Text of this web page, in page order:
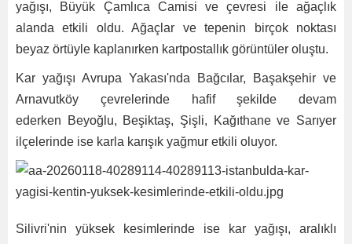
yağışı, Büyük Çamlıca Camisi ve çevresi ile ağaçlık
alanda etkili oldu. Ağaçlar ve tepenin birçok noktası
beyaz örtüyle kaplanırken kartpostallık görüntüler oluştu.
Kar yağışı Avrupa Yakası'nda Bağcılar, Başakşehir ve
Arnavutköy çevrelerinde hafif şekilde devam
ederken Beyoğlu, Beşiktaş, Şişli, Kağıthane ve Sarıyer
ilçelerinde ise karla karışık yağmur etkili oluyor.
Silivri'nin yüksek kesimlerinde ise kar yağışı, aralıklı